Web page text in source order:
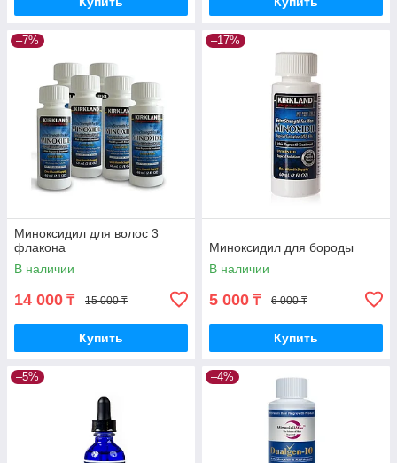
–7%
Миноксидил для волос 3
флакона
В наличии
14 000 ₸ 15 000 ₸
Купить
–17%
Миноксидил для бороды
В наличии
5 000 ₸ 6 000 ₸
Купить
–5% –4%